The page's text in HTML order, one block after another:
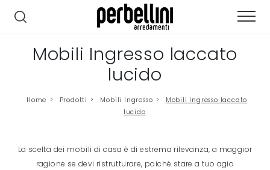
Mobili Ingresso laccato
lucido
Home > Prodotti > Mobili Ingresso >
Mobili Ingresso laccato
lucido
La scelta dei mobili di casa è di estrema rilevanza, a maggior
ragione se devi ristrutturare, poiché stare a tuo agio